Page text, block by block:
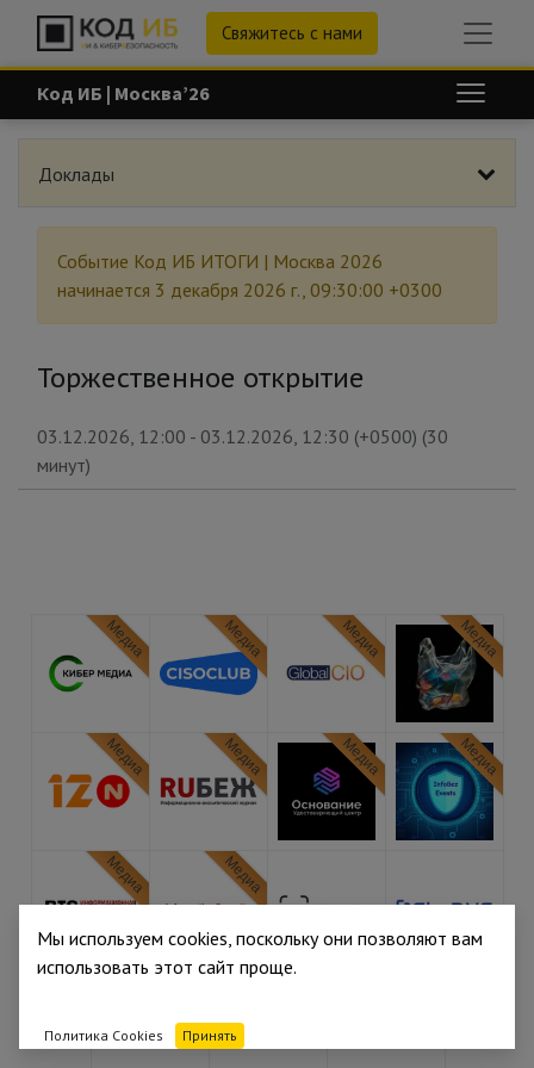
Свяжитесь с нами
Код ИБ | Москва’26
Доклады
Событие Код ИБ ИТОГИ | Москва 2026
начинается 3 декабря 2026 г., 09:30:00 +0300
Торжественное открытие
03.12.2026, 12:00 - 03.12.2026, 12:30 (+0500) (30
минут)
Медиа Медиа Медиа Медиа
Медиа Медиа Медиа Медиа
Медиа Медиа
Мы используем cookies, поскольку они позволяют вам
использовать этот сайт проще.
Политика Cookies Принять